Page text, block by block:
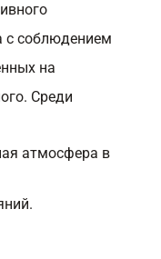
с соблюдением
на
Среди
атмосфера в